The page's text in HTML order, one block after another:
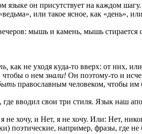
языке он присутствует на каждом шагу.
или такое ясное, как «день»,
мышь и камень, мышь стирается
как не уходя куда-то вверх: от них,
чтобы о немзнали! Он поэтому-то и
православным человеком, чтобы им
вводил свои три стиля. Язык наш
хочу, и Нет, я не хочу. Или: Нет,
поэтические, например, фразы, где